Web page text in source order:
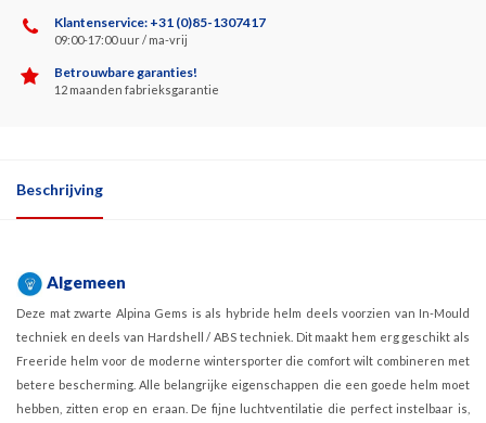
Klantenservice: +31 (0)85-1307417
09:00-17:00 uur / ma-vrij
Betrouwbare garanties!
12 maanden fabrieksgarantie
Beschrijving
Algemeen
Deze mat zwarte Alpina Gems is als hybride helm deels voorzien van In-Mould
techniek en deels van Hardshell / ABS techniek. Dit maakt hem erg geschikt als
Freeride helm voor de moderne wintersporter die comfort wilt combineren met
betere bescherming. Alle belangrijke eigenschappen die een goede helm moet
hebben, zitten erop en eraan. De fijne luchtventilatie die perfect instelbaar is,